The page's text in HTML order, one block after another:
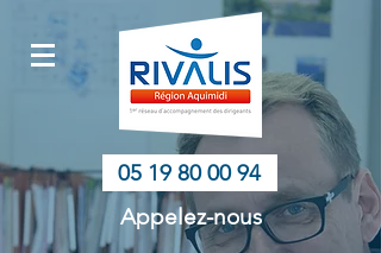
05 19 80 00 94
Appelez-nous